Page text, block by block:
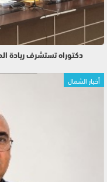
دكتوراه تستشرف ريادة
أخبار الشمال